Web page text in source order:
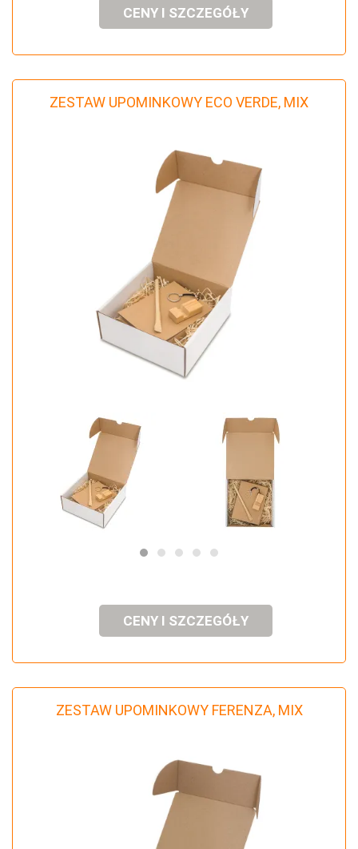
CENY I SZCZEGÓŁY
ZESTAW UPOMINKOWY ECO VERDE, MIX
CENY I SZCZEGÓŁY
ZESTAW UPOMINKOWY FERENZA, MIX